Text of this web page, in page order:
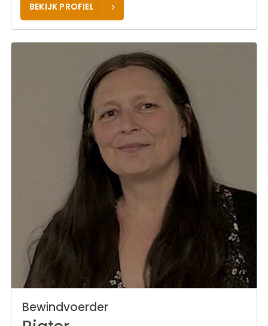
BEKIJK PROFIEL
Bewindvoerder